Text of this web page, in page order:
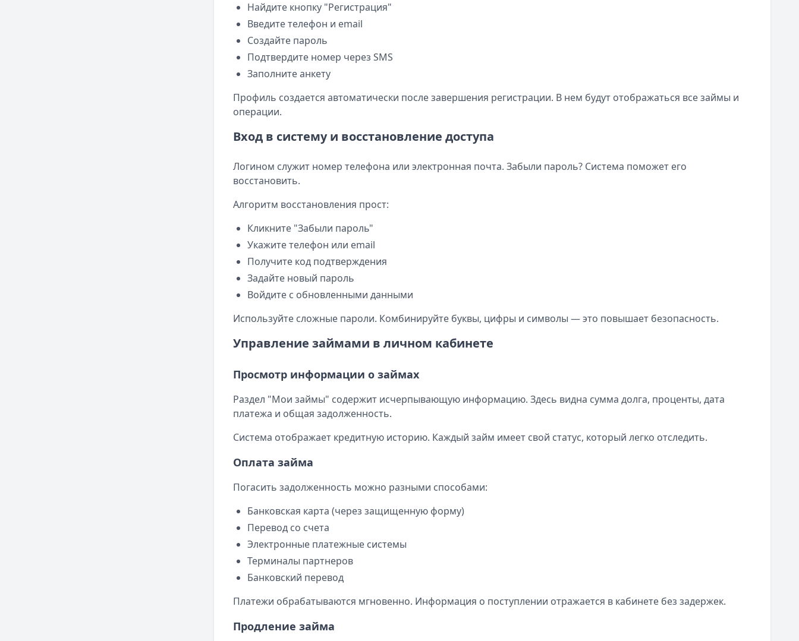
Найдите кнопку "Регистрация"
Введите телефон и email
Создайте пароль
Подтвердите номер через SMS
Заполните анкету
Профиль создается автоматически после завершения регистрации. В нем будут отображаться все займы и
операции.
Вход в систему и восстановление доступа
Логином служит номер телефона или электронная почта. Забыли пароль? Система поможет его
восстановить.
Алгоритм восстановления прост:
Кликните "Забыли пароль"
Укажите телефон или email
Получите код подтверждения
Задайте новый пароль
Войдите с обновленными данными
Используйте сложные пароли. Комбинируйте буквы, цифры и символы — это повышает безопасность.
Управление займами в личном кабинете
Просмотр информации о займах
Раздел "Мои займы" содержит исчерпывающую информацию. Здесь видна сумма долга, проценты, дата
платежа и общая задолженность.
Система отображает кредитную историю. Каждый займ имеет свой статус, который легко отследить.
Оплата займа
Погасить задолженность можно разными способами:
Банковская карта (через защищенную форму)
Перевод со счета
Электронные платежные системы
Терминалы партнеров
Банковский перевод
Платежи обрабатываются мгновенно. Информация о поступлении отражается в кабинете без задержек.
Продление займа